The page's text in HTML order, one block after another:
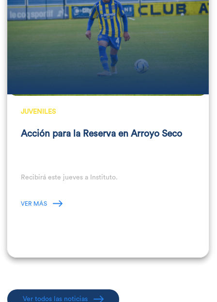
JUVENILES
Acción para la Reserva en Arroyo Seco
Recibirá este jueves a Instituto.
VER MÁS
Ver todos las noticias